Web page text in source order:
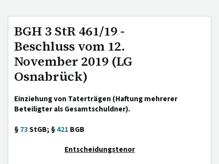
BGH 3 StR 461/19 -
Beschluss vom 12.
November 2019 (LG
Osnabrück)
Einziehung von Taterträgen (Haftung mehrerer
Beteiligter als Gesamtschuldner).
§73StGB; §421 BGB
Entscheidungstenor